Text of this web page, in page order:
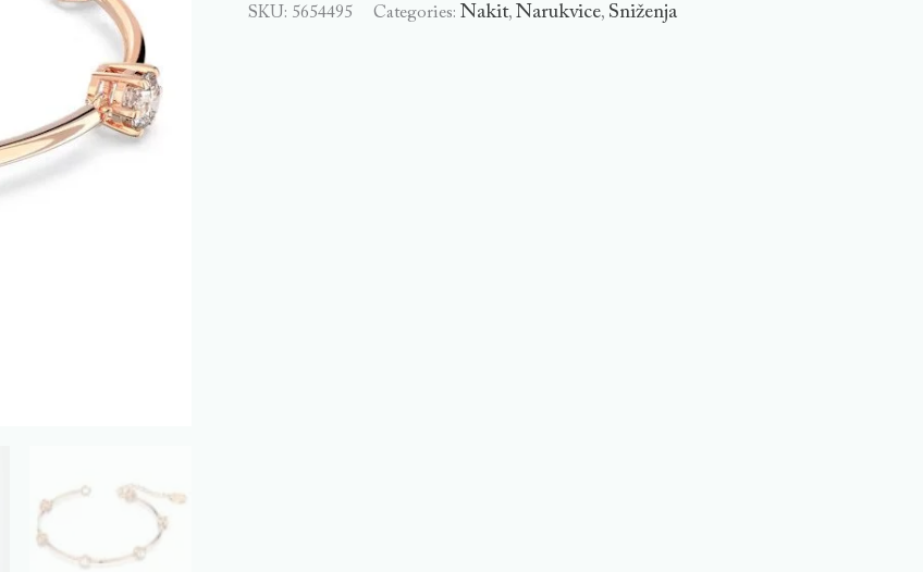
SKU: 5654495 Categories:Nakit,Narukvice, Sniženja